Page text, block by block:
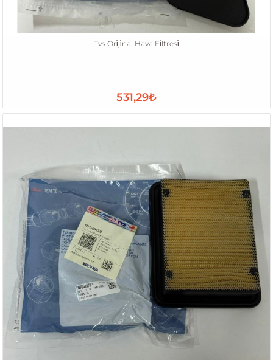
Tvs Ori̇ji̇nal Hava Fi̇ltresi̇
531,29₺